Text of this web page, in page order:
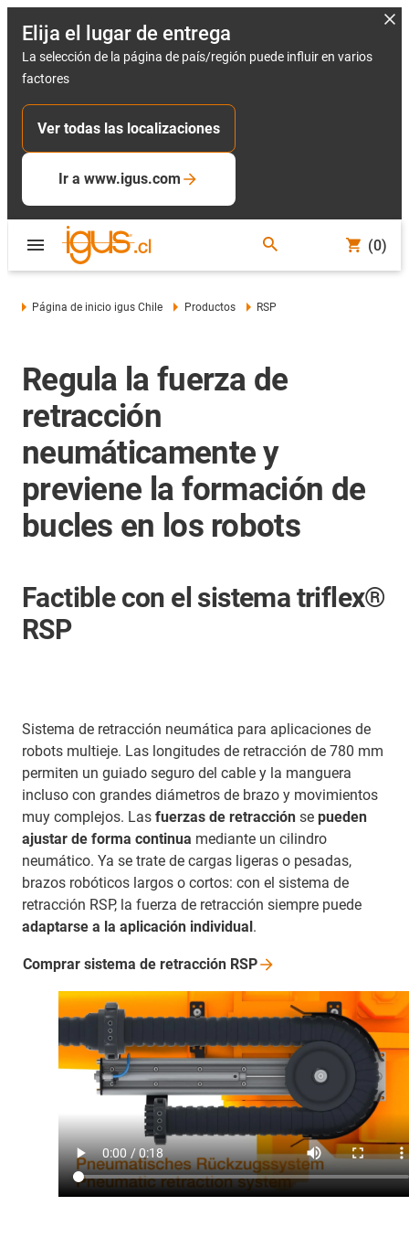
Elija el lugar de entrega
La selección de la página de país/región puede influir en varios
factores
Ver todas las localizaciones
Ir a www.igus.com
(0)
Página de inicio igus Chile Productos RSP
Regula la fuerza de
retracción
neumáticamente y
previene la formación de
bucles en los robots
Factible con el sistema triflex®
RSP
Sistema de retracción neumática para aplicaciones de
robots multieje. Las longitudes de retracción de 780 mm
permiten un guiado seguro del cable y la manguera
incluso con grandes diámetros de brazo y movimientos
muy complejos. Las fuerzas de retracción se pueden
ajustar de forma continua mediante un cilindro
neumático. Ya se trate de cargas ligeras o pesadas,
brazos robóticos largos o cortos: con el sistema de
retracción RSP, la fuerza de retracción siempre puede
adaptarse a la aplicación individual.
Comprar sistema de retracción RSP